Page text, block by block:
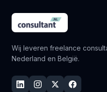
Wij leveren freelance
Nederland en België.